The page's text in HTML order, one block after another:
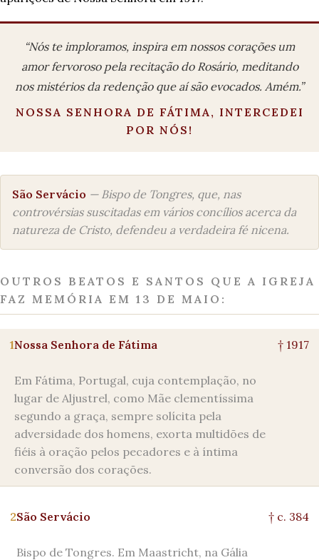
“Nós te imploramos, inspira em nossos corações um
amor fervoroso pela recitação do Rosário, meditando
nos mistérios da redenção que aí são evocados. Amém.”
NOSSA SENHORA DE FÁTIMA, INTERCEDEI
POR NÓS!
São Servácio — Bispo de Tongres, que, nas
controvérsias suscitadas em vários concílios acerca da
natureza de Cristo, defendeu a verdadeira fé nicena.
OUTROS BEATOS E SANTOS QUE A IGREJA
FAZ MEMÓRIA EM 13 DE MAIO:
1Nossa Senhora de Fátima
Em Fátima, Portugal, cuja contemplação, no
lugar de Aljustrel, como Mãe clementíssima
segundo a graça, sempre solícita pela
adversidade dos homens, exorta multidões de
fiéis à oração pelos pecadores e à íntima
conversão dos corações.
† 1917
2São Servácio
Bispo de Tongres. Em Maastricht, na Gália
† c. 384